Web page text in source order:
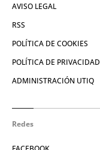
AVISO LEGAL
RSS
POLÍTICA DE COOKIES
POLÍTICA DE PRIVACIDAD
ADMINISTRACIÓN UTIQ
Redes